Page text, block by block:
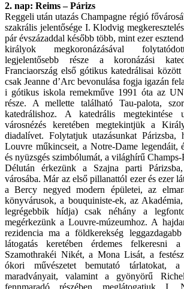
2. nap: Reims – Párizs
Reggeli után utazás Champagne régió
szakrális jelentősége I. Klodvig
pár évszázaddal később több, mint ezer
királyok megkoronázásával
legjelentősebb része a koronázási
Franciaország első gótikus katedrálisai
csak Jeanne d’Arc bevonulása fogja igazán
i gótikus iskola remekműve 1991 óta az
része. A mellette található Tau-palota,
katedrálishoz. A katedrális megtekintése
városnézés keretében megtekintjük a
diadalívet. Folytatjuk utazásunkat Párizsba,
Louvre műkincseit, a Notre-Dame legendáit,
és nyüzsgés szimbólumát, a világhírű Champs-
Délután érkezünk a Szajna parti
városába. Már az első pillanattól ezer és ezer
a Bercy negyed modern épületei, az
könyvárusok, a bouquiniste-ek, az
legrégebbik hídja) csak néhány a
megérkezünk a Louvre-múzeumhoz. A
rezidencia ma a földkerekség
látogatás keretében érdemes
Szamothrakéi Nikét, a Mona Lisát, a
ókori művészetet bemutató tárlatokat,
maradványait, valamint a gyönyörű